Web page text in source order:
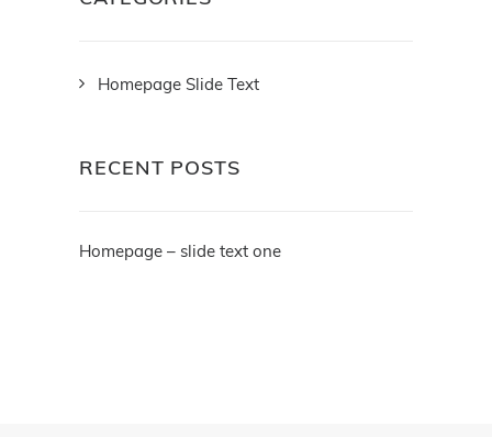
Homepage Slide Text
RECENT POSTS
Homepage – slide text one